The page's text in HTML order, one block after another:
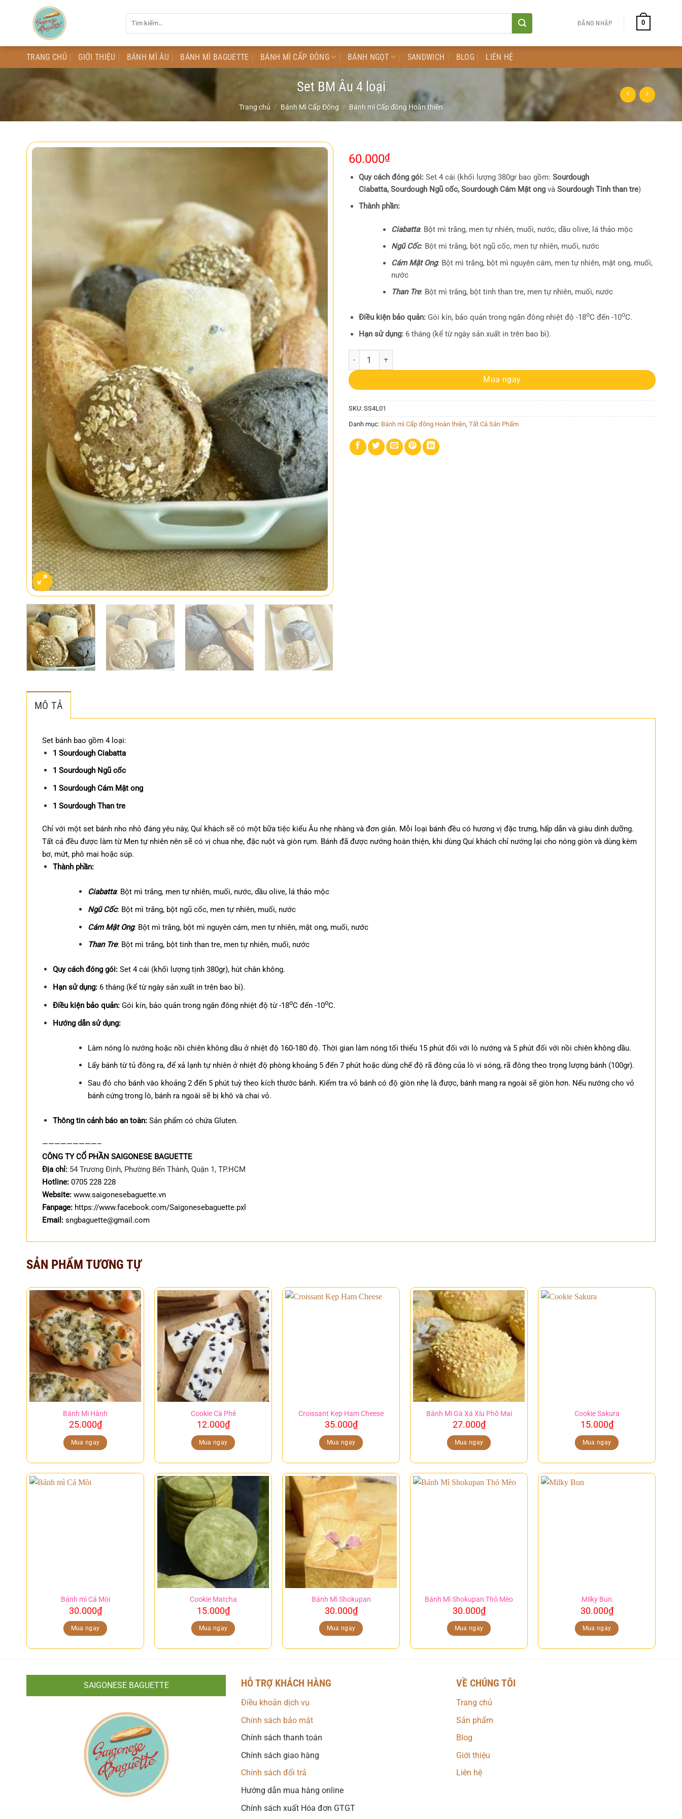
dung
kiếm:
ĐĂNG NHẬP 0
TRANG CHỦ GIỚI THIỆU BÁNH MÌ ÂU BÁNH MÌ BAGUETTE BÁNH MÌ CẤP ĐÔNG BÁNH NGỌT SANDWICH BLOG LIÊN HỆ
Set BM Âu 4 loại
Trang chủ / Bánh Mì Cấp Đông / Bánh mì Cấp đông Hoàn thiện
60.000₫
Quy cách đóng gói:Set 4 cái (khối lượng 380gr bao gồm: Sourdough
Ciabatta, Sourdough Ngũ cốc, Sourdough Cám Mật ong và Sourdough Tinh than tre)
Thành phần:
Ciabatta: Bột mì trắng, men tự nhiên, muối, nước, dầu olive, lá thảo mộc
Ngũ Cốc: Bột mì trắng, bột ngũ cốc, men tự nhiên, muối, nước
Cám Mật Ong: Bột mì trắng, bột mì nguyên cám, men tự nhiên, mật ong, muối,
nước
Than Tre: Bột mì trắng, bột tinh than tre, men tự nhiên, muối, nước
Điều kiện bảo quản:Gói kín, bảo quản trong ngăn đông nhiệt độ -18oC đến -10oC.
Hạn sử dụng:6 tháng (kể từ ngày sản xuất in trên bao bì).
Set BM Âu 4 loại số lượng
Mua ngay
SKU: SS4L01
Danh mục: Bánh mì Cấp đông Hoàn thiện, Tất Cả Sản Phẩm
MÔ TẢ
Set bánh bao gồm 4 loại:
1 Sourdough Ciabatta
1 Sourdough Ngũ cốc
1 Sourdough Cám Mật ong
1 Sourdough Than tre
Chỉ với một set bánh nho nhỏ đáng yêu này, Quí khách sẽ có một bữa tiệc kiểu Âu nhẹ nhàng và đơn giản. Mỗi loại bánh đều có hương vị đặc trưng, hấp dẫn và giàu dinh dưỡng.
Tất cả đều được làm từ Men tự nhiên nên sẽ có vị chua nhẹ, đặc ruột và giòn rụm. Bánh đã được nướng hoàn thiện, khi dùng Quí khách chỉ nướng lại cho nóng giòn và dùng kèm
bơ, mứt, phô mai hoặc súp.
Thành phần:
Ciabatta: Bột mì trắng, men tự nhiên, muối, nước, dầu olive, lá thảo mộc
Ngũ Cốc: Bột mì trắng, bột ngũ cốc, men tự nhiên, muối, nước
Cám Mật Ong: Bột mì trắng, bột mì nguyên cám, men tự nhiên, mật ong, muối, nước
Than Tre: Bột mì trắng, bột tinh than tre, men tự nhiên, muối, nước
Quy cách đóng gói: Set 4 cái (khối lượng tịnh 380gr), hút chân không.
Hạn sử dụng:6 tháng (kể từ ngày sản xuất in trên bao bì).
Điều kiện bảo quản:Gói kín, bảo quản trong ngăn đông nhiệt độ từ -18oC đến -10oC.
Hướng dẫn sử dụng:
Làm nóng lò nướng hoặc nồi chiên không dầu ở nhiệt độ 160-180 độ. Thời gian làm nóng tối thiểu 15 phút đối với lò nướng và 5 phút đối với nồi chiên không dầu.
Lấy bánh từ tủ đông ra, để xả lạnh tự nhiên ở nhiệt độ phòng khoảng 5 đến 7 phút hoặc dùng chế độ rã đông của lò vi sóng, rã đông theo trọng lượng bánh (100gr).
Sau đó cho bánh vào khoảng 2 đến 5 phút tuỳ theo kích thước bánh. Kiểm tra vỏ bánh có độ giòn nhẹ là được, bánh mang ra ngoài sẽ giòn hơn. Nếu nướng cho vỏ
bánh cứng trong lò, bánh ra ngoài sẽ bị khô và chai vỏ.
Thông tin cảnh báo an toàn:Sản phẩm có chứa Gluten.
—————————–
CÔNG TY CỔ PHẦN SAIGONESE BAGUETTE
Địa chỉ: 54 Trương Định, Phường Bến Thành, Quận 1, TP.HCM
Hotline: 0705 228 228
Website: www.saigonesebaguette.vn
Fanpage: https://www.facebook.com/Saigonesebaguette.pxl
Email: sngbaguette@gmail.com
SẢN PHẨM TƯƠNG TỰ
Bánh Mì Hành
25.000₫
Mua ngay
Cookie Cà Phê
12.000₫
Mua ngay
Croissant Kẹp Ham Cheese
35.000₫
Mua ngay
Bánh Mì Gà Xá Xíu Phô Mai
27.000₫
Mua ngay
Cookie Sakura
15.000₫
Mua ngay
Bánh mì Cá Mòi
30.000₫
Mua ngay
Cookie Matcha
15.000₫
Mua ngay
Bánh Mì Shokupan
30.000₫
Mua ngay
Bánh Mì Shokupan Thỏ Mèo
30.000₫
Mua ngay
Milky Bun
30.000₫
Mua ngay
SAIGONESE BAGUETTE HỖ TRỢ KHÁCH HÀNG
Điều khoản dịch vụ
Chính sách bảo mật
Chính sách thanh toán
Chính sách giao hàng
Chính sách đổi trả
Hướng dẫn mua hàng online
Chính sách xuất Hóa đơn GTGT
VỀ CHÚNG TÔI
Trang chủ
Sản phẩm
Blog
Giới thiệu
Liên hệ